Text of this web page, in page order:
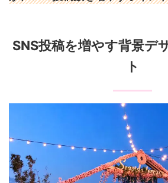
SNS投稿を増やす背景デ
ト